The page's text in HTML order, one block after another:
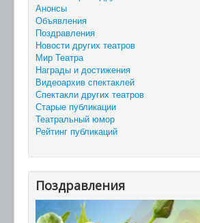
Анонсы
Объявления
Поздравления
Новости других театров
Мир Театра
Награды и достижения
Видеоархив спектаклей
Спектакли других театров
Старые публикации
Театральный юмор
Рейтинг публикаций
Поздравления